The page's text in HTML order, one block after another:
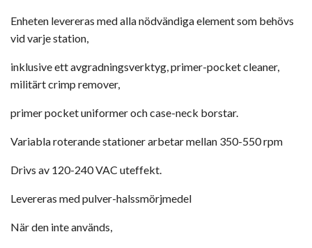
Enheten levereras med alla nödvändiga element som behövs
vid varje station,
inklusive ett avgradningsverktyg, primer-pocket cleaner,
militärt crimp remover,
primer pocket uniformer och case-neck borstar.
Variabla roterande stationer arbetar mellan 350-550 rpm
Drivs av 120-240 VAC uteffekt.
Levereras med pulver-halssmörjmedel
När den inte används,